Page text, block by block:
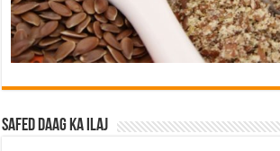
Safed Daag ka ilaj